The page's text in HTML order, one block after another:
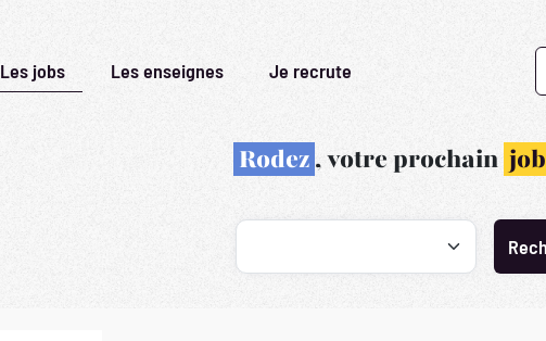
Les jobs Les enseignes Je recrute
Rodez , votre prochain job
Recherche par profession